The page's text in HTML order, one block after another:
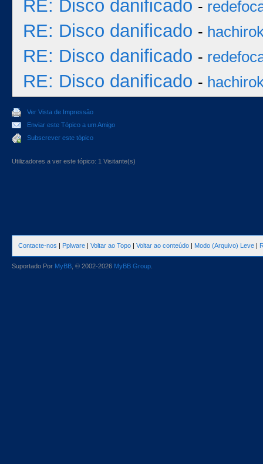
RE: Disco danificado -
RE: Disco danificado -
RE: Disco danificado -
RE: Disco danificado -
Ver Vista de Impressão
Enviar este Tópico a um Amigo
Subscrever este tópico
Utilizadores a ver este tópico: 1 Visitante(s)
Contacte-nos | Pplware | Voltar ao Topo | Voltar ao conteúdo | Modo (Arquivo) Leve |
Suportado Por MyBB , © 2002-2026 MyBB Group